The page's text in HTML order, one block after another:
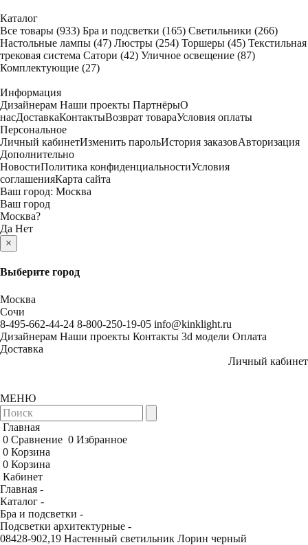
Каталог
Все товары (933) Бра и подсветки (165) Светильники (266)
Настольные лампы (47) Люстры (254) Торшеры (45) Текстильная
трековая система Сатори (42) Уличное освещение (87)
Комплектующие (27)
Информация
Дизайнерам Наши проекты ПартнёрыО
насДоставкаКонтактыВозврат товараУсловия оплаты
Персональное
Личный кабинетИзменить парольИстория заказовАвторизация
Дополнительно
НовостиПолитика конфиденциальностиУсловия
соглашенияКарта сайта
Ваш город: Москва
Ваш город
Москва?
Да Нет
×
Выберите город
Москва
Сочи
8-495-662-44-24 8-800-250-19-05 info@kinklight.ru
Дизайнерам Наши проекты Контакты 3d модели Оплата
Доставка
Личный кабинет
МЕНЮ
Главная
0 Сравнение 0 Избранное
0 Корзина
0 Корзина
Кабинет
Главная -
Каталог -
Бра и подсветки -
Подсветки архитектурные -
08428-902,19 Настенный светильник Лорин черный